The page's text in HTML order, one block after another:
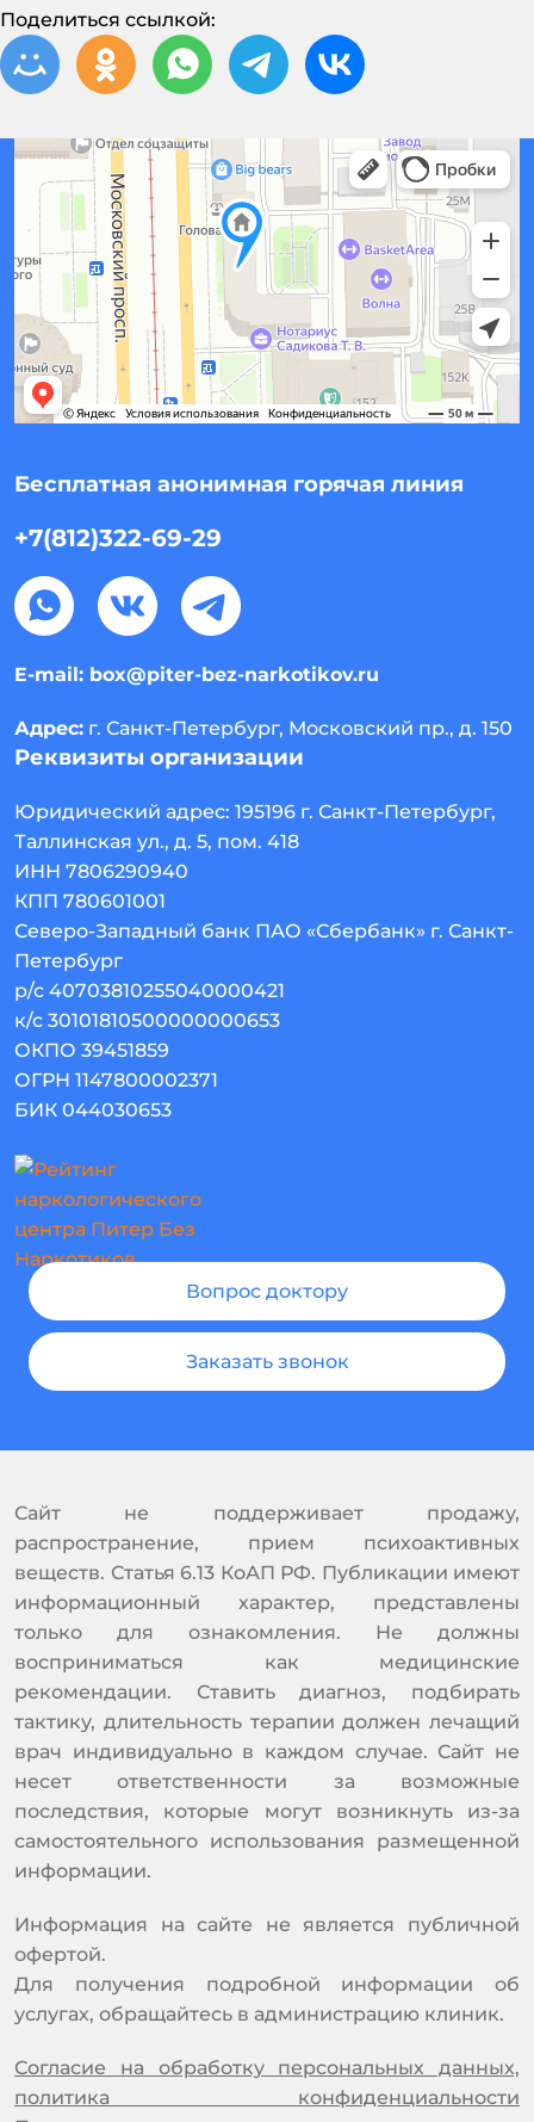
Поделиться ссылкой:
Бесплатная анонимная горячая линия
+7(812)322-69-29
E-mail: box@piter-bez-narkotikov.ru
Адрес: г. Санкт-Петербург, Московский пр., д. 150
Реквизиты организации
Юридический адрес: 195196 г. Санкт-Петербург,
Таллинская ул., д. 5, пом. 418
ИНН 7806290940
КПП 780601001
Северо-Западный банк ПАО «Сбербанк» г. Санкт-
Петербург
р/с 40703810255040000421
к/с 30101810500000000653
ОКПО 39451859
ОГРН 1147800002371
БИК 044030653
Вопрос доктору
Заказать звонок
Сайт не поддерживает продажу,
распространение, прием психоактивных
веществ. Статья 6.13 КоАП РФ. Публикации имеют
информационный характер, представлены
только для ознакомления. Не должны
восприниматься как медицинские
рекомендации. Ставить диагноз, подбирать
тактику, длительность терапии должен лечащий
врач индивидуально в каждом случае. Сайт не
несет ответственности за возможные
последствия, которые могут возникнуть из-за
самостоятельного использования размещенной
информации.
Информация на сайте не является публичной
офертой.
Для получения подробной информации об
услугах, обращайтесь в администрацию клиник.
Согласие на обработку персональных данных,
политика конфиденциальности